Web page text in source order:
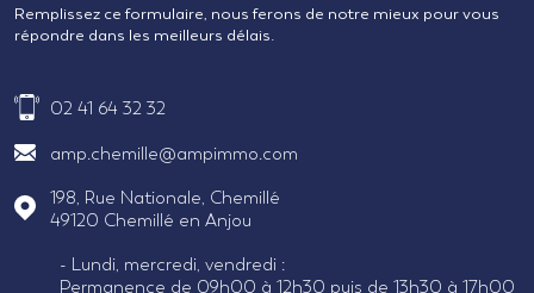
Remplissez ce formulaire, nous ferons de notre mieux pour vous
répondre dans les meilleurs délais.
02 41 64 32 32
amp.chemille@ampimmo.com
198, Rue Nationale, Chemillé
49120
Chemillé en Anjou
- Lundi, mercredi, vendredi :
Permanence de 09h00 à 12h30 puis de 13h30 à 17h00